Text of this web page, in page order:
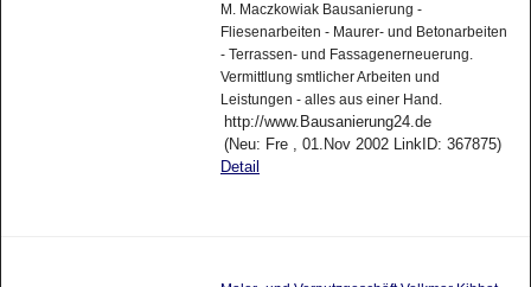
M. Maczkowiak Bausanierung -
Fliesenarbeiten - Maurer- und Betonarbeiten
- Terrassen- und Fassagenerneuerung.
Vermittlung smtlicher Arbeiten und
Leistungen - alles aus einer Hand.
http://www.Bausanierung24.de
(Neu: Fre , 01.Nov 2002 LinkID: 367875)
Detail